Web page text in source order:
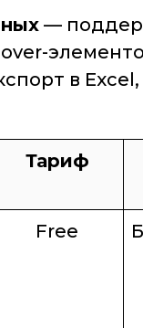
—
в Excel,
Тариф
Free